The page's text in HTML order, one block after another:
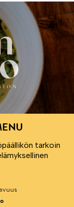
tarkoin